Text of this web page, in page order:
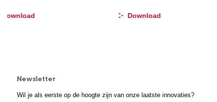
Download Download
Newsletter
Wil je als eerste op de hoogte zijn van onze laatste innovaties?